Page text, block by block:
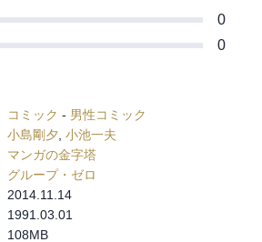
0
0
コミック - 男性コミック
小島剛夕 小池一夫
マンガの金字塔
グループ・ゼロ
2014.11.14
1991.03.01
108MB